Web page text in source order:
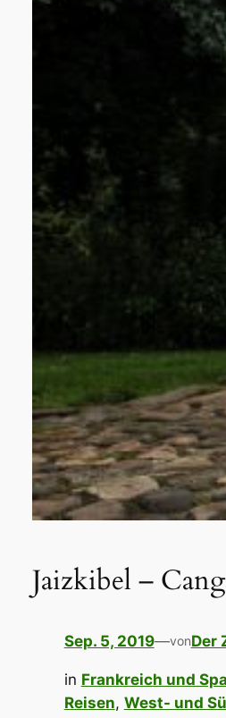
Jaizkibel –
Sep. 5, 2019—vonDer
in Frankreich und
Reisen, West- und